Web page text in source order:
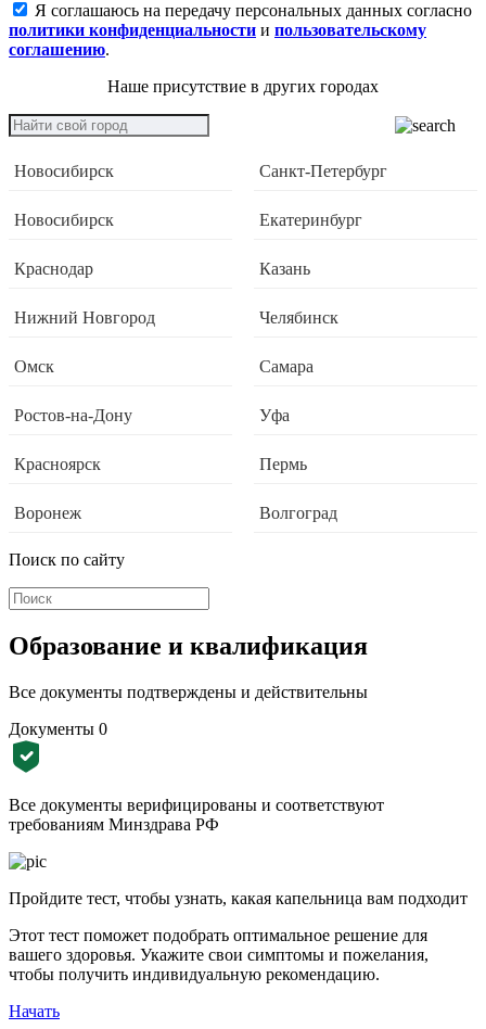
Я соглашаюсь на передачу персональных данных согласно
политики конфиденциальности и пользовательскому
соглашению.
Наше присутствие в других городах
Новосибирск Санкт-Петербург
Новосибирск Екатеринбург
Краснодар Казань
Нижний Новгород Челябинск
Омск Самара
Ростов-на-Дону Уфа
Красноярск Пермь
Воронеж Волгоград
Поиск по сайту
Образование и квалификация
Все документы подтверждены и действительны
Документы 0
Все документы верифицированы и соответствуют
требованиям Минздрава РФ
Пройдите тест, чтобы узнать, какая капельница вам подходит
Этот тест поможет подобрать оптимальное решение для
вашего здоровья. Укажите свои симптомы и пожелания,
чтобы получить индивидуальную рекомендацию.
Начать